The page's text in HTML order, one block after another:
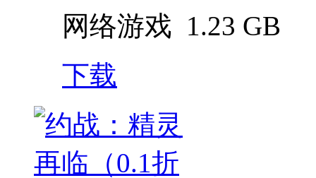
网络游戏 1.23 GB
下载